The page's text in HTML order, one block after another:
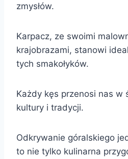
zmysłów.
Karpacz, ze swoimi
krajobrazami, stanowi
tych smakołyków.
Każdy kęs przenosi nas w
kultury i tradycji.
Odkrywanie góralskiego
to nie tylko kulinarna